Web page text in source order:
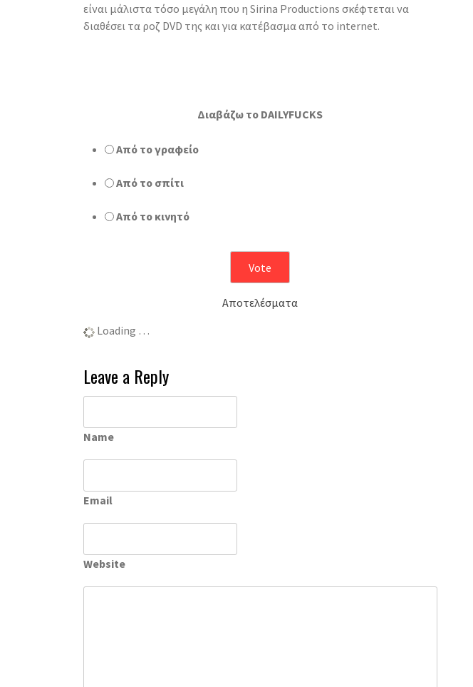
είναι μάλιστα τόσο μεγάλη που η Sirina Productions σκέφτεται να
διαθέσει τα ροζ DVD της και για κατέβασμα από το internet.
Διαβάζω το DAILYFUCKS
Από το γραφείο
Από το σπίτι
Από το κινητό
Αποτελέσματα
Loading …
Leave a Reply
Name
Email
Website